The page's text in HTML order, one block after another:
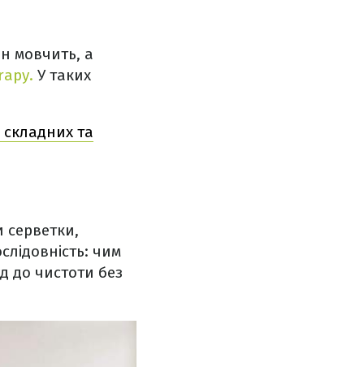
мовчить, а
У таких
та
серветки,
чим
до чистоти без